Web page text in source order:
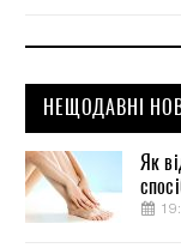
НЕЩОДАВНІ
Як